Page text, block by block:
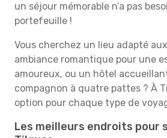
un séjour mémorable n’a pas
portefeuille !
Vous cherchez un lieu adapté
ambiance romantique pour une
amoureux, ou un hôtel
compagnon à quatre pattes ? À
option pour chaque type de
Les meilleurs endroits pour